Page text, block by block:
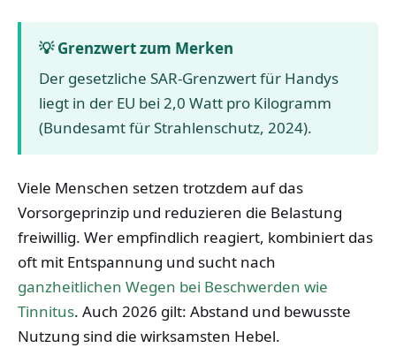
💡 Grenzwert zum Merken
Der gesetzliche SAR-Grenzwert für Handys
liegt in der EU bei 2,0 Watt pro Kilogramm
(Bundesamt für Strahlenschutz, 2024).
Viele Menschen setzen trotzdem auf das
Vorsorgeprinzip und reduzieren die Belastung
freiwillig. Wer empfindlich reagiert, kombiniert das
oft mit Entspannung und sucht nach
ganzheitlichen Wegen bei Beschwerden wie
Tinnitus. Auch 2026 gilt: Abstand und bewusste
Nutzung sind die wirksamsten Hebel.